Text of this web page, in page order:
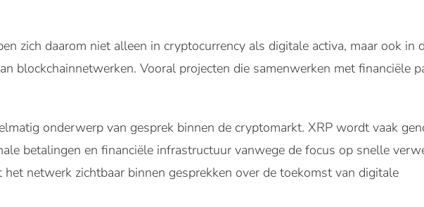
zich daarom niet alleen in cryptocurrency als digitale activa, maar ook in
blockchainnetwerken. Vooral projecten die samenwerken met financiële
onderwerp van gesprek binnen de cryptomarkt. XRP wordt vaak
betalingen en financiële infrastructuur vanwege de focus op snelle
netwerk zichtbaar binnen gesprekken over de toekomst van digitale